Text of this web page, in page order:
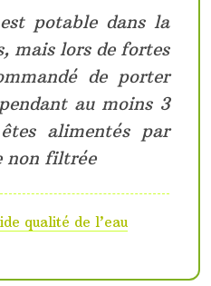
potable dans la
mais lors de fortes
de porter
au moins 3
alimentés par
non filtrée
qualité de l’eau